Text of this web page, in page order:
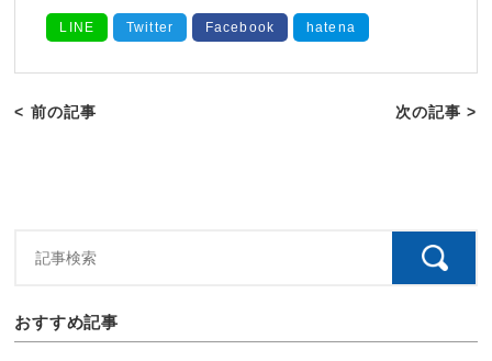
LINE Twitter Facebook hatena
< 前の記事 次の記事 >
おすすめ記事